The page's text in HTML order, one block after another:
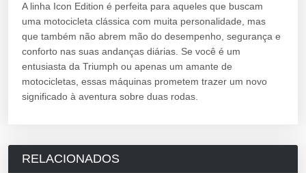
A linha Icon Edition é perfeita para aqueles que buscam
uma motocicleta clássica com muita personalidade, mas
que também não abrem mão do desempenho, segurança e
conforto nas suas andanças diárias. Se você é um
entusiasta da Triumph ou apenas um amante de
motocicletas, essas máquinas prometem trazer um novo
significado à aventura sobre duas rodas.
RELACIONADOS